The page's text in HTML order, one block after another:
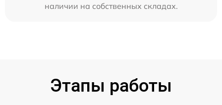
наличии на собственных складах.
Этапы работы